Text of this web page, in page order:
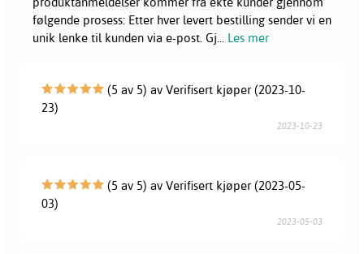
følgende prosess: Etter hver levert bestilling sender vi en
unik lenke til kunden via e-post. Gj... Les mer
(5 av 5) av Verifisert kjøper (2023-10-
23)
2023-10-23
(5 av 5) av Verifisert kjøper (2023-05-
03)
2023-05-03